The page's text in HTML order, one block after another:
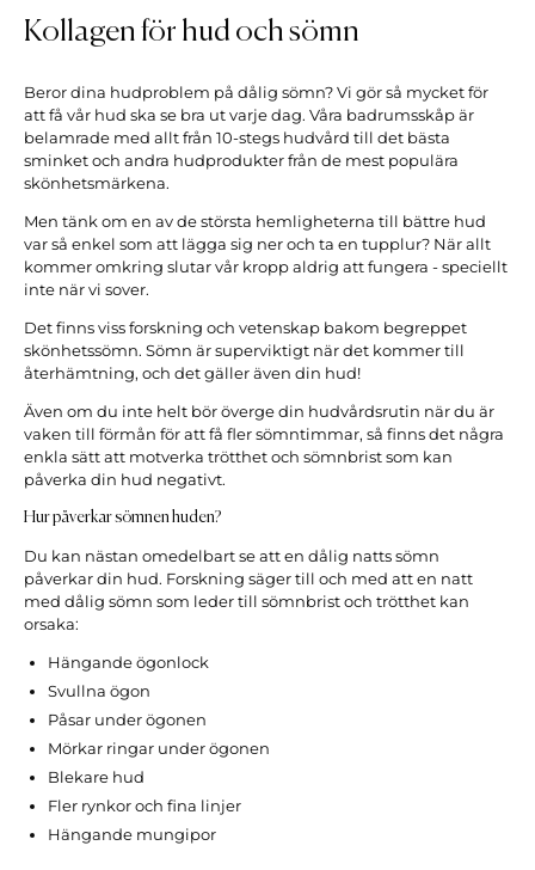
Kollagen för hud och sömn
Beror dina hudproblem på dålig sömn? Vi gör så mycket för
att få vår hud ska se bra ut varje dag. Våra badrumsskåp är
belamrade med allt från 10-stegs hudvård till det bästa
sminket och andra hudprodukter från de mest populära
skönhetsmärkena.
Men tänk om en av de största hemligheterna till bättre hud
var så enkel som att lägga sig ner och ta en tupplur? När allt
kommer omkring slutar vår kropp aldrig att fungera - speciellt
inte när vi sover.
Det finns viss forskning och vetenskap bakom begreppet
skönhetssömn. Sömn är superviktigt när det kommer till
återhämtning, och det gäller även din hud!
Även om du inte helt bör överge din hudvårdsrutin när du är
vaken till förmån för att få fler sömntimmar, så finns det några
enkla sätt att motverka trötthet och sömnbrist som kan
påverka din hud negativt.
Hur påverkar sömnen huden?
Du kan nästan omedelbart se att en dålig natts sömn
påverkar din hud. Forskning säger till och med att en natt
med dålig sömn som leder till sömnbrist och trötthet kan
orsaka:
Hängande ögonlock
Svullna ögon
Påsar under ögonen
Mörkar ringar under ögonen
Blekare hud
Fler rynkor och fina linjer
Hängande mungipor